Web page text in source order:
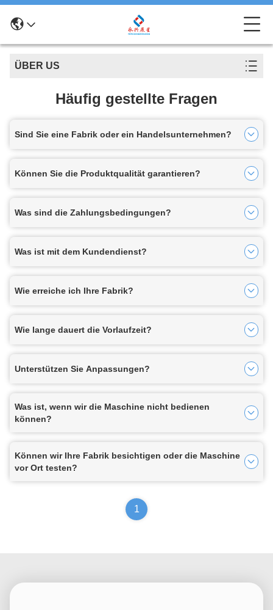
ÜBER US
Häufig gestellte Fragen
Sind Sie eine Fabrik oder ein Handelsunternehmen?
Können Sie die Produktqualität garantieren?
Was sind die Zahlungsbedingungen?
Was ist mit dem Kundendienst?
Wie erreiche ich Ihre Fabrik?
Wie lange dauert die Vorlaufzeit?
Unterstützen Sie Anpassungen?
Was ist, wenn wir die Maschine nicht bedienen
können?
Können wir Ihre Fabrik besichtigen oder die Maschine
vor Ort testen?
1